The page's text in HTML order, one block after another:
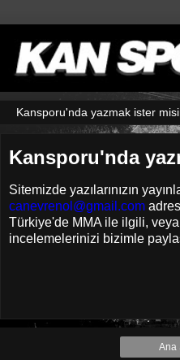
Kansporu'nda
Sitemizde yazılarınızın
canevrenol@gmail.com
Türkiye'de MMA ile ilgili,
incelemelerinizi bizimle
Ana